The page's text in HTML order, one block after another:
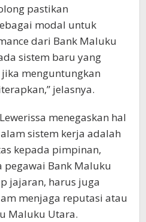
pastikan
modal untuk
dari Bank Maluku
sistem baru yang
menguntungkan
jelasnya.
menegaskan hal
sistem kerja adalah
kepada pimpinan,
Bank Maluku
jajaran, harus juga
menjaga reputasi atau
Maluku Utara.